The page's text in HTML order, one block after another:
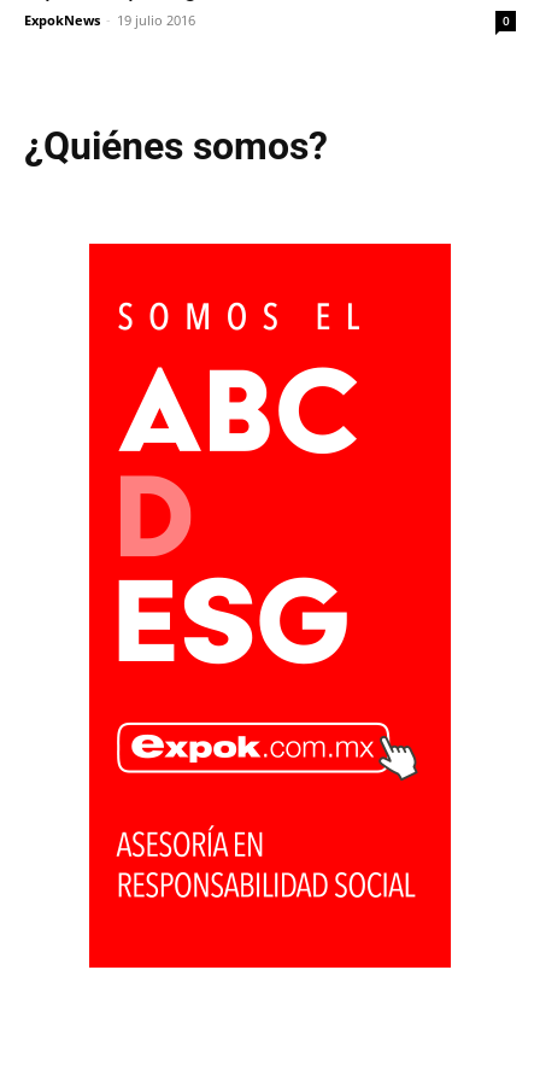
ExpokNews - 19 julio 2016 0
¿Quiénes somos?